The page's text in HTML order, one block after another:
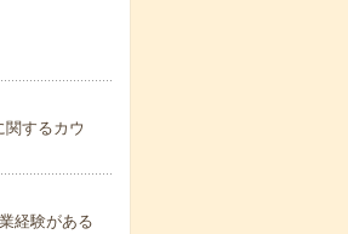
するカウ
経験がある